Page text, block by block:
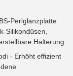
Perlglanzplatte
Silikondüsen,
Halterung
- Erhöht effizient